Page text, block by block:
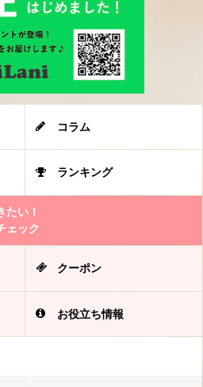
コラム
ランキング
たい！
ェック
クーポン
お役立ち情報